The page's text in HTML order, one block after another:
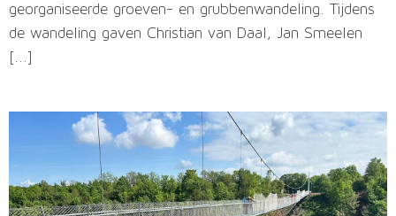
georganiseerde groeven- en grubbenwandeling. Tijdens
de wandeling gaven Christian van Daal, Jan Smeelen
[...]